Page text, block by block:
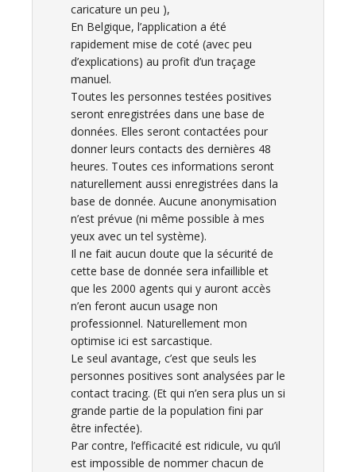
caricature un peu ),
En Belgique, l’application a été
rapidement mise de coté (avec peu
d’explications) au profit d’un traçage
manuel.
Toutes les personnes testées positives
seront enregistrées dans une base de
données. Elles seront contactées pour
donner leurs contacts des dernières 48
heures. Toutes ces informations seront
naturellement aussi enregistrées dans la
base de donnée. Aucune anonymisation
n’est prévue (ni même possible à mes
yeux avec un tel système).
Il ne fait aucun doute que la sécurité de
cette base de donnée sera infaillible et
que les 2000 agents qui y auront accès
n’en feront aucun usage non
professionnel. Naturellement mon
optimise ici est sarcastique.
Le seul avantage, c’est que seuls les
personnes positives sont analysées par le
contact tracing. (Et qui n’en sera plus un si
grande partie de la population fini par
être infectée).
Par contre, l’efficacité est ridicule, vu qu’il
est impossible de nommer chacun de